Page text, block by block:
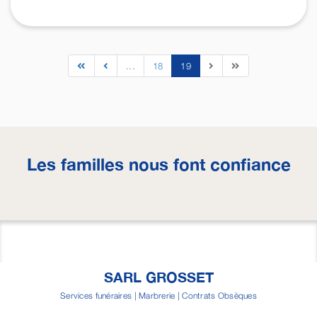
... 18 19
Les familles nous font confiance
SARL GROSSET
Services funéraires | Marbrerie | Contrats Obsèques